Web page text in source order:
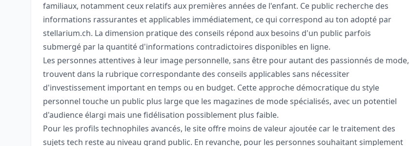
familiaux, notamment ceux relatifs aux premières années de l'enfant. Ce public recherche des
informations rassurantes et applicables immédiatement, ce qui correspond au ton adopté par
stellarium.ch. La dimension pratique des conseils répond aux besoins d'un public parfois
submergé par la quantité d'informations contradictoires disponibles en ligne.
Les personnes attentives à leur image personnelle, sans être pour autant des passionnés de mode,
trouvent dans la rubrique correspondante des conseils applicables sans nécessiter
d'investissement important en temps ou en budget. Cette approche démocratique du style
personnel touche un public plus large que les magazines de mode spécialisés, avec un potentiel
d'audience élargi mais une fidélisation possiblement plus faible.
Pour les profils technophiles avancés, le site offre moins de valeur ajoutée car le traitement des
sujets tech reste au niveau grand public. En revanche, pour les personnes souhaitant simplement